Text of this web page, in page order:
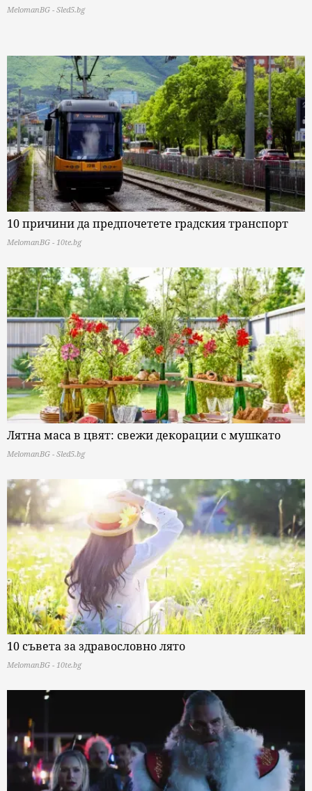
MelomanBG - Sled5.bg
10 причини да предпочетете градския транспорт
MelomanBG - 10te.bg
Лятна маса в цвят: свежи декорации с мушкато
MelomanBG - Sled5.bg
10 съвета за здравословно лято
MelomanBG - 10te.bg